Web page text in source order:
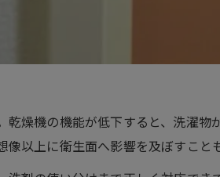
燥機の機能が低下すると、洗濯
以上に衛生面へ影響を及ぼすこと